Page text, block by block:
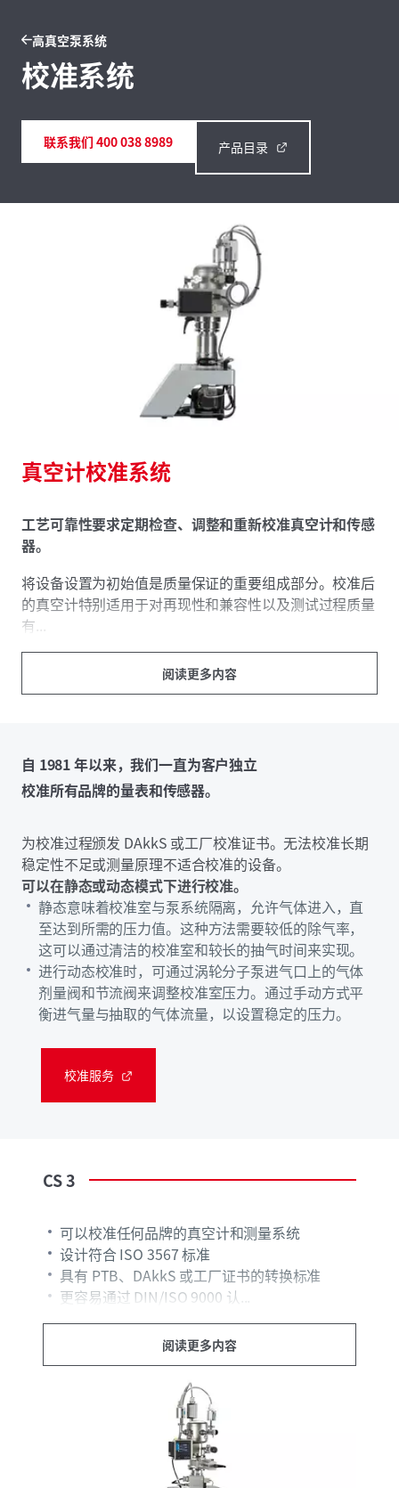
高真空泵系统
校准系统
联系我们 400 038 8989 产品目录
真空计校准系统
工艺可靠性要求定期检查、调整和重新校准真空计和传感
器。
将设备设置为初始值是质量保证的重要组成部分。校准后
的真空计特别适用于对再现性和兼容性以及测试过程质量
有...
阅读更多内容
自 1981 年以来，我们一直为客户独立
校准所有品牌的量表和传感器。
为校准过程颁发 DAkkS 或工厂校准证书。无法校准长期
稳定性不足或测量原理不适合校准的设备。
可以在静态或动态模式下进行校准。
静态意味着校准室与泵系统隔离，允许气体进入，直
至达到所需的压力值。这种方法需要较低的除气率，
这可以通过清洁的校准室和较长的抽气时间来实现。
进行动态校准时，可通过涡轮分子泵进气口上的气体
剂量阀和节流阀来调整校准室压力。通过手动方式平
衡进气量与抽取的气体流量，以设置稳定的压力。
校准服务
CS3
可以校准任何品牌的真空计和测量系统
设计符合 ISO 3567 标准
具有 PTB、DAkkS 或工厂证书的转换标准
更容易通过 DIN/ISO 9000 认...
阅读更多内容